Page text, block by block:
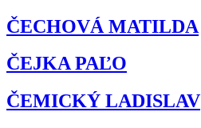
ČECHOVÁ MATILDA
ČEJKA PAĽO
ČEMICKÝ LADISLAV